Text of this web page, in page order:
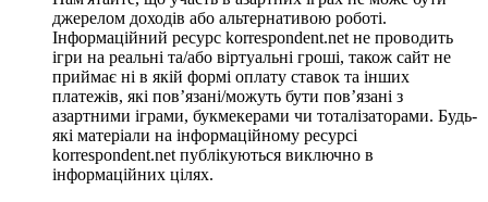
джерелом доходів або альтернативою роботі.
Інформаційний ресурс korrespondent.net не проводить
ігри на реальні та/або віртуальні гроші, також сайт не
приймає ні в якій формі оплату ставок та інших
платежів, які пов’язані/можуть бути пов’язані з
азартними іграми, букмекерами чи тоталізаторами. Будь-
які матеріали на інформаційному ресурсі
korrespondent.net публікуються виключно в
інформаційних цілях.